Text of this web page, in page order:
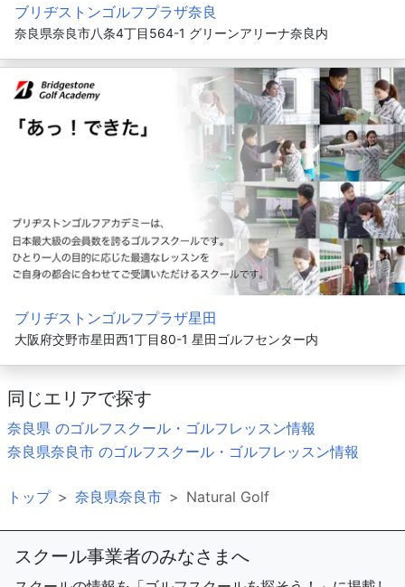
ブリヂストンゴルフプラザ奈良
奈良県奈良市八条4丁目564-1 グリーンアリーナ奈良内
ブリヂストンゴルフプラザ星田
大阪府交野市星田西1丁目80-1 星田ゴルフセンター内
同じエリアで探す
奈良県 のゴルフスクール・ゴルフレッスン情報
奈良県奈良市 のゴルフスクール・ゴルフレッスン情報
トップ 奈良県奈良市 Natural Golf
スクール事業者のみなさまへ